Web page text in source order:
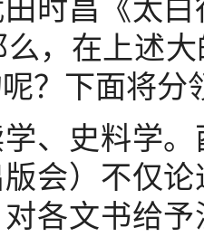
时昌《太
么，在上述
？下面将分
史料学。
版会）不仅
各文书给